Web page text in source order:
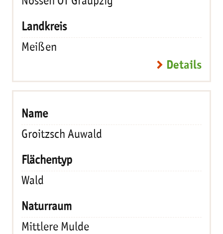
Meißen
Details
Groitzsch Auwald
Wald
Mittlere Mulde